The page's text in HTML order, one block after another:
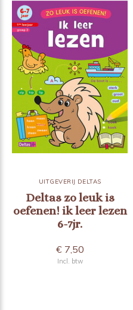
UITGEVERIJ DELTAS
Deltas zo leuk is
oefenen! ik leer lezen
6-7jr.
€ 7,50
Incl. btw